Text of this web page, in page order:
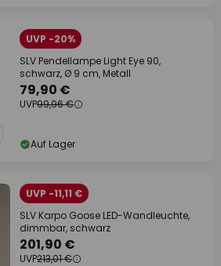
UVP -20%
SLV Pendellampe Light Eye 90,
schwarz, Ø 9 cm, Metall
79,90 €
UVP99,96 €
Auf Lager
UVP -11,11 €
SLV Karpo Goose LED-Wandleuchte,
dimmbar, schwarz
201,90 €
UVP213,01 €